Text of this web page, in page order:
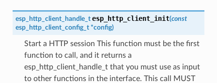
esp_http_client_handle_t esp_http_client_init(const
esp_http_client_config_t *config)
Start a HTTP session This function must be the first
function to call, and it returns a
esp_http_client_handle_t that you must use as input
to other functions in the interface. This call MUST